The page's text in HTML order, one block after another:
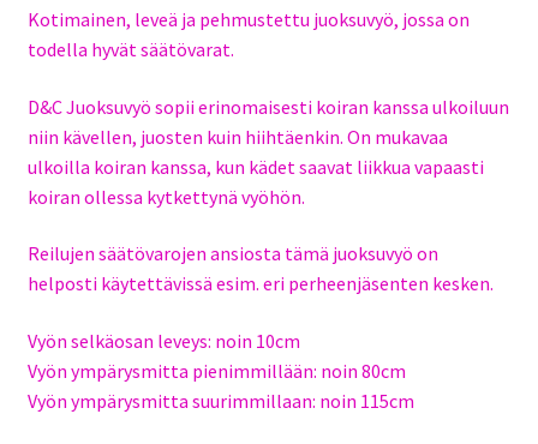
Kotimainen, leveä ja pehmustettu juoksuvyö, jossa on
todella hyvät säätövarat.
D&C Juoksuvyö sopii erinomaisesti koiran kanssa ulkoiluun
niin kävellen, juosten kuin hiihtäenkin. On mukavaa
ulkoilla koiran kanssa, kun kädet saavat liikkua vapaasti
koiran ollessa kytkettynä vyöhön.
Reilujen säätövarojen ansiosta tämä juoksuvyö on
helposti käytettävissä esim. eri perheenjäsenten kesken.
Vyön selkäosan leveys: noin 10cm
Vyön ympärysmitta pienimmillään: noin 80cm
Vyön ympärysmitta suurimmillaan: noin 115cm